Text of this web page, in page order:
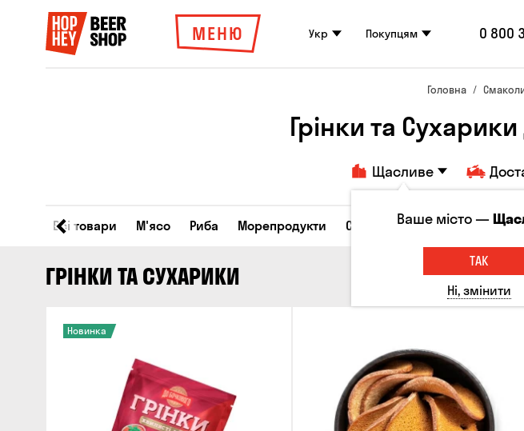
МЕНЮ Укр Покупцям 0 800
Головна
Грінки та
Щасливе
Всі товари М'ясо Риба Морепродукти Сирні закуски Горішки
ГРІНКИ ТА СУХАРИКИ
Новинка
Ваше місто —
ТАК
Ні, змінити